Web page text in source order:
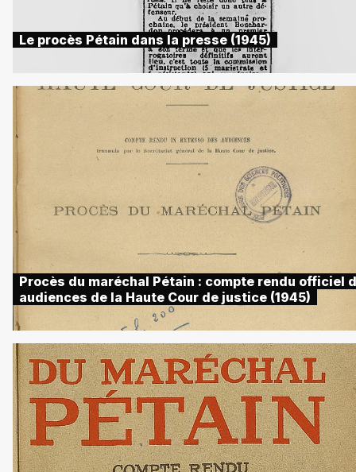
Le procès Pétain dans la presse (1945)
Procès du maréchal Pétain : compte rendu officiel
audiences de la Haute Cour de justice (1945)